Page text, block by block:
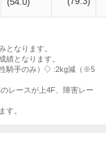
となります。
績となります。
騎手のみ）
:2kg減（※5
レースが上4F、障害レー
す。